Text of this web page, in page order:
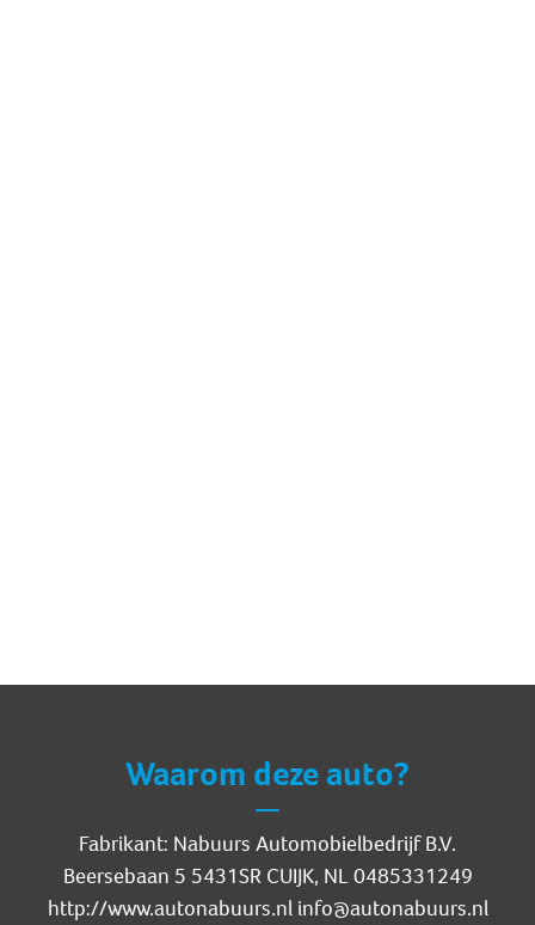
Waarom deze auto?
Fabrikant: Nabuurs Automobielbedrijf B.V.
Beersebaan 5 5431SR CUIJK, NL 0485331249
http://www.autonabuurs.nl info@autonabuurs.nl